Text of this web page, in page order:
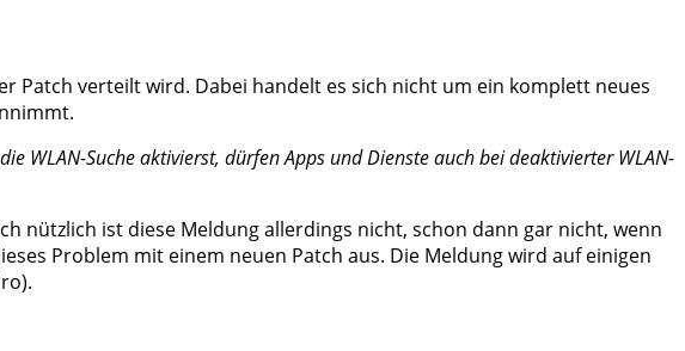
Patch verteilt wird. Dabei handelt es sich nicht um ein komplett neues
WLAN-Suche aktivierst, dürfen Apps und Dienste auch bei deaktivierter WLAN-
nützlich ist diese Meldung allerdings nicht, schon dann gar nicht, wenn
Problem mit einem neuen Patch aus. Die Meldung wird auf einigen